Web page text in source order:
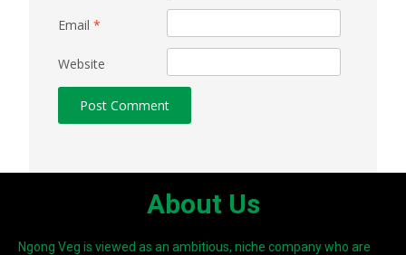
Email *
Website
About Us
Ngong Veg is viewed as an ambitious, niche company who are